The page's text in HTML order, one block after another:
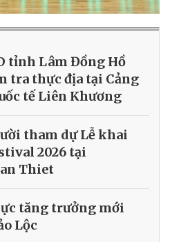
tỉnh Lâm Đồng Hồ
tra thực địa tại Cảng
tế Liên Khương
tham dự Lễ khai
2026 tại
Thiet
tăng trưởng mới
Lộc